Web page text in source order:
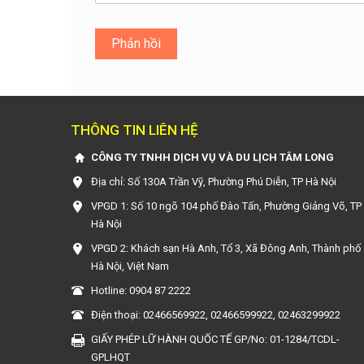
THÔNG TIN LIÊN HỆ
CÔNG TY TNHH DỊCH VỤ VÀ DU LỊCH TÂM LONG
Địa chỉ: Số 130A Trần Vỹ, Phường Phú Diễn, TP Hà Nội
VPGD 1: Số 10 ngõ 104 phố Đào Tấn, Phường Giảng Võ, TP
Hà Nội
VPGD 2: Khách sạn Hà Anh, Tổ 3, Xã Đông Anh, Thành phố
Hà Nội, Việt Nam
Hotline: 0904 87 2222
Điện thoại: 02466569922, 02466599922, 02463299922
GIẤY PHÉP LỮ HÀNH QUỐC TẾ GP/No: 01-1284/TCDL-
GPLHQT